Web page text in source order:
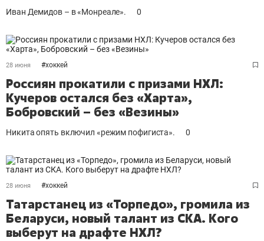
Иван Демидов – в «Монреале». 0
28 июня #хоккей
Россиян прокатили с призами НХЛ:
Кучеров остался без «Харта»,
Бобровский – без «Везины»
Никита опять включил «режим пофигиста». 0
28 июня #хоккей
Татарстанец из «Торпедо», громила из
Беларуси, новый талант из СКА. Кого
выберут на драфте НХЛ?